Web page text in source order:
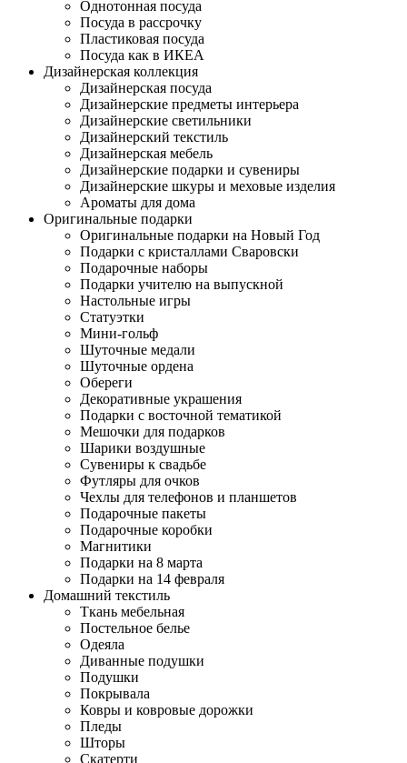
Однотонная посуда
Посуда в рассрочку
Пластиковая посуда
Посуда как в ИКЕА
Дизайнерская коллекция
Дизайнерская посуда
Дизайнерские предметы интерьера
Дизайнерские светильники
Дизайнерский текстиль
Дизайнерская мебель
Дизайнерские подарки и сувениры
Дизайнерские шкуры и меховые изделия
Ароматы для дома
Оригинальные подарки
Оригинальные подарки на Новый Год
Подарки с кристаллами Сваровски
Подарочные наборы
Подарки учителю на выпускной
Настольные игры
Статуэтки
Мини-гольф
Шуточные медали
Шуточные ордена
Обереги
Декоративные украшения
Подарки с восточной тематикой
Мешочки для подарков
Шарики воздушные
Сувениры к свадьбе
Футляры для очков
Чехлы для телефонов и планшетов
Подарочные пакеты
Подарочные коробки
Магнитики
Подарки на 8 марта
Подарки на 14 февраля
Домашний текстиль
Ткань мебельная
Постельное белье
Одеяла
Диванные подушки
Подушки
Покрывала
Ковры и ковровые дорожки
Пледы
Шторы
Скатерти